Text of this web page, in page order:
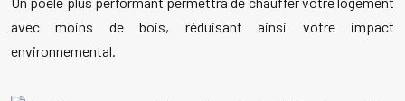
avec moins de bois, réduisant ainsi votre impact
environnemental.